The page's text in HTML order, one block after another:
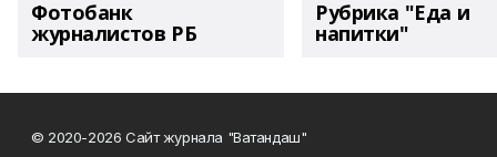
Фотобанк
журналистов РБ
Рубрика "Еда и
напитки"
© 2020-2026 Сайт журнала "Ватандаш"